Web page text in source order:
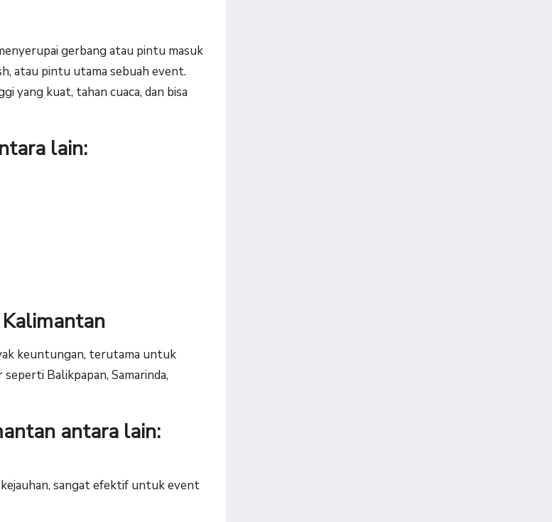
gerbang atau pintu masuk
atau pintu utama sebuah event.
yang kuat, tahan cuaca, dan bisa
lain:
keuntungan, terutama untuk
Balikpapan, Samarinda,
antara lain:
sangat efektif untuk event